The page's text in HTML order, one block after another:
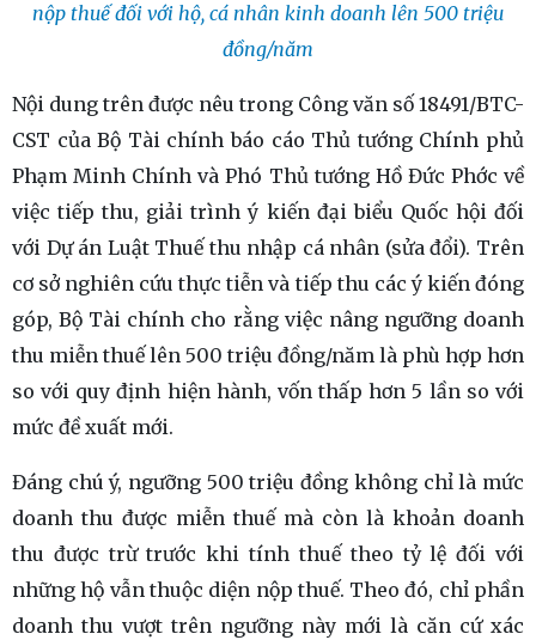
nộp thuế đối với hộ, cá nhân kinh doanh lên 500 triệu
đồng/năm
Nội dung trên được nêu trong Công văn số 18491/BTC-
CST của Bộ Tài chính báo cáo Thủ tướng Chính phủ
Phạm Minh Chính và Phó Thủ tướng Hồ Đức Phớc về
việc tiếp thu, giải trình ý kiến đại biểu Quốc hội đối
với Dự án Luật Thuế thu nhập cá nhân (sửa đổi). Trên
cơ sở nghiên cứu thực tiễn và tiếp thu các ý kiến đóng
góp, Bộ Tài chính cho rằng việc nâng ngưỡng doanh
thu miễn thuế lên 500 triệu đồng/năm là phù hợp hơn
so với quy định hiện hành, vốn thấp hơn 5 lần so với
mức đề xuất mới.
Đáng chú ý, ngưỡng 500 triệu đồng không chỉ là mức
doanh thu được miễn thuế mà còn là khoản doanh
thu được trừ trước khi tính thuế theo tỷ lệ đối với
những hộ vẫn thuộc diện nộp thuế. Theo đó, chỉ phần
doanh thu vượt trên ngưỡng này mới là căn cứ xác